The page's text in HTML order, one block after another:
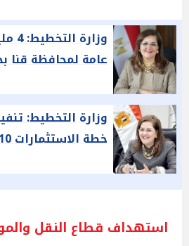
عامة لمحافظة قنا بخطة
خطة الاستثمارات 10% عن 2023
استهداف قطاع النقل